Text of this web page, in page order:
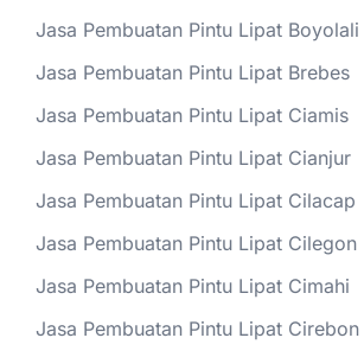
Jasa Pembuatan Pintu Lipat Boyolali
Jasa Pembuatan Pintu Lipat Brebes
Jasa Pembuatan Pintu Lipat Ciamis
Jasa Pembuatan Pintu Lipat Cianjur
Jasa Pembuatan Pintu Lipat Cilacap
Jasa Pembuatan Pintu Lipat Cilegon
Jasa Pembuatan Pintu Lipat Cimahi
Jasa Pembuatan Pintu Lipat Cirebon